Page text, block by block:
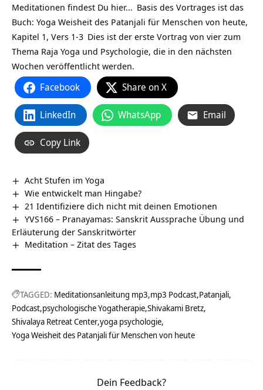
Meditationen findest Du hier… Basis des Vortrages ist das
Buch: Yoga Weisheit des Patanjali für Menschen von heute,
Kapitel 1, Vers 1-3 Dies ist der erste Vortrag von vier zum
Thema Raja Yoga und Psychologie, die in den nächsten
Wochen veröffentlicht werden.
Facebook Share on X
LinkedIn WhatsApp Email
Copy Link
Acht Stufen im Yoga
Wie entwickelt man Hingabe?
21 Identifiziere dich nicht mit deinen Emotionen
YVS166 – Pranayamas: Sanskrit Aussprache Übung und
Erläuterung der Sanskritwörter
Meditation – Zitat des Tages
TAGGED: Meditationsanleitung mp3 mp3 Podcast Patanjali
Podcast psychologische Yogatherapie Shivakami Bretz
Shivalaya Retreat Center yoga psychologie
Yoga Weisheit des Patanjali für Menschen von heute
Dein Feedback?